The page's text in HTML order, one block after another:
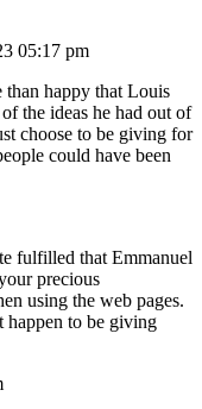
05:17 pm
happy that Louis
the ideas he had out of
choose to be giving for
could have been
fulfilled that Emmanuel
precious
using the web pages.
happen to be giving